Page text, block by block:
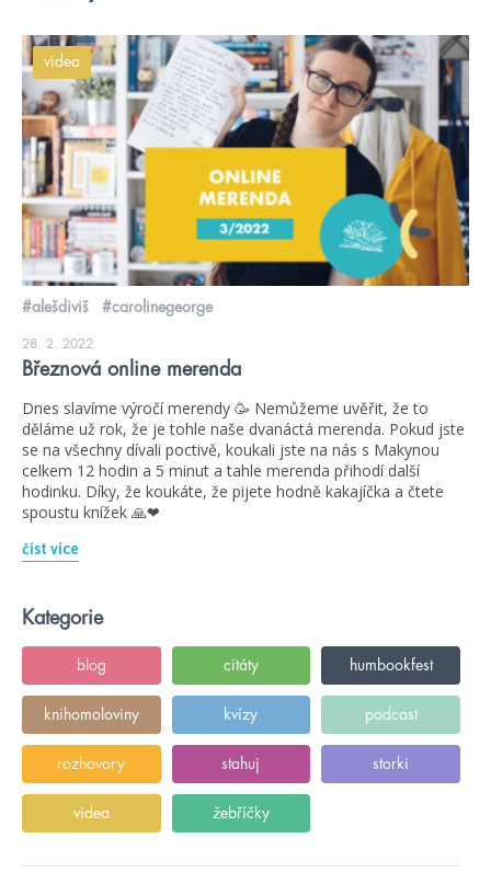
videa
#alešdiviš #carolinegeorge
28. 2. 2022
Březnová online merenda
Dnes slavíme výročí merendy 🥳 Nemůžeme uvěřit, že to
děláme už rok, že je tohle naše dvanáctá merenda. Pokud jste
se na všechny dívali poctivě, koukali jste na nás s Makynou
celkem 12 hodin a 5 minut a tahle merenda přihodí další
hodinku. Díky, že koukáte, že pijete hodně kakajíčka a čtete
spoustu knížek 🙏❤
číst více
Kategorie
blog citáty humbookfest
knihomoloviny kvízy podcast
rozhovory stahuj storki
videa žebříčky